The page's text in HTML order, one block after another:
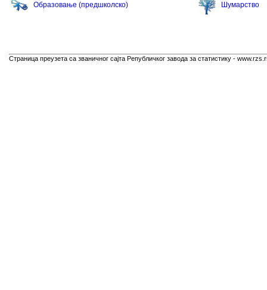
Образовање (предшколско) Шумарство
Страница преузета са званичног сајта Републичког завода за статистику -